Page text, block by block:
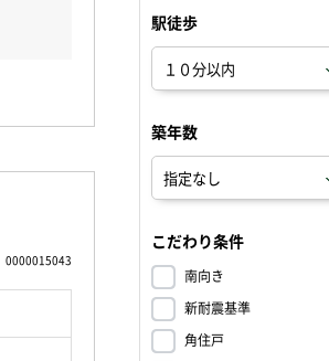
0000015043
駅徒歩
築年数
こだわり条件
南向き
新耐震基準
角住戸